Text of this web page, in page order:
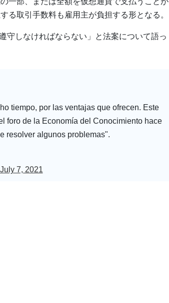
る取引手数料も雇用主が負担する形となる。
守しなければならない」と法案について語っ
tiempo, por las ventajas que ofrecen. Este
foro de la Economía del Conocimiento hace
resolver algunos problemas".
July 7, 2021